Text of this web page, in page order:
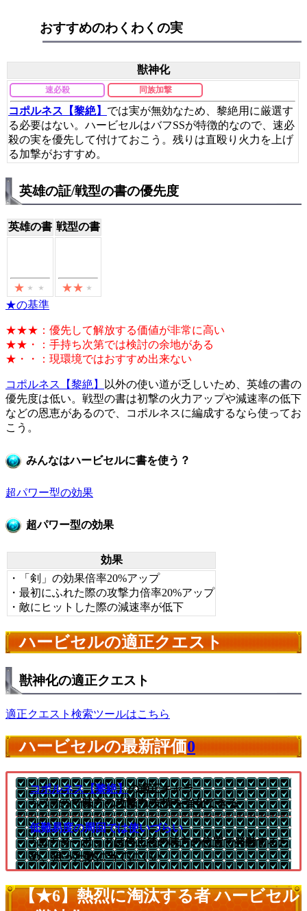
おすすめのわくわくの実
獣神化
速必殺 同族加撃
コポルネス【黎絶】 では実が無効なため、黎絶用に厳選す
る必要はない。ハービセルはバフSSが特徴的なので、速必
殺の実を優先して付けておこう。残りは直殴り火力を上げ
る加撃がおすすめ。
英雄の証/戦型の書の優先度
英雄の書 戦型の書
★の基準
★★★：優先して解放する価値が非常に高い
★★・：手持ち次第では検討の余地がある
★・・：現環境ではおすすめ出来ない
コポルネス【黎絶】
以外の使い道が乏しいため、英雄の書の
優先度は低い。戦型の書は初撃の火力アップや減速率の低下
などの恩恵があるので、コポルネスに編成するなら使ってお
こう。
みんなはハービセルに書を使う？
超パワー型の効果
超パワー型の効果
効果
・「剣」の効果倍率20%アップ
・最初にふれた際の攻撃力倍率20%アップ
・敵にヒットした際の減速率が低下
ハービセルの適正クエスト
獣神化の適正クエスト
適正クエスト検索ツールはこちら
ハービセルの最新評価0
コポルネス【黎絶】の適正キャラ
└バフSSで味方の攻撃力/友情を強化できる
低難易度の周回では使いづらい
└エナジーポッドは停止後の味方の位置で発動するた
め、狙った敵に当てにくい
【★6】熱烈に淘汰する者 ハービセル